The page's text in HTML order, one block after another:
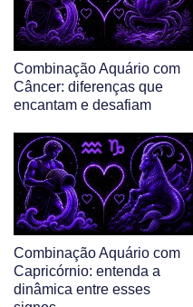
Combinação Aquário com
Câncer: diferenças que
encantam e desafiam
Combinação Aquário com
Capricórnio: entenda a
dinâmica entre esses